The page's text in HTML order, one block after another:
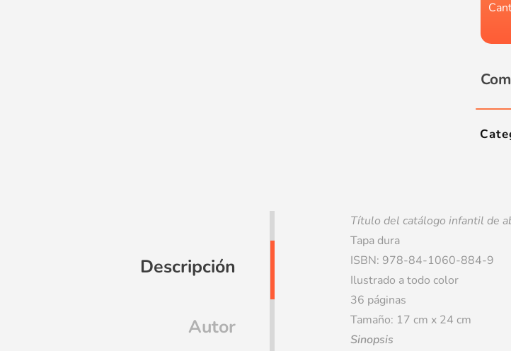
Descripción
Autor
Título del catálogo infantil de
Tapa dura
ISBN: 978-84-1060-884-9
Ilustrado a todo color
36 páginas
Tamaño: 17 cm x 24 cm
Sinopsis